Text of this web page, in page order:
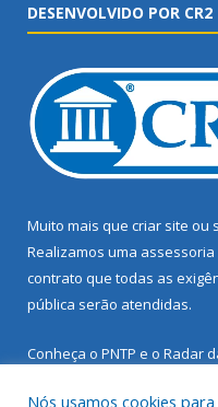
DESENVOLVIDO POR CR2
Muito mais que criar site ou
Realizamos uma assessoria
contrato que todas as
pública serão atendidas.
Conheça o PNTP e o Radar
Nós usamos cookies